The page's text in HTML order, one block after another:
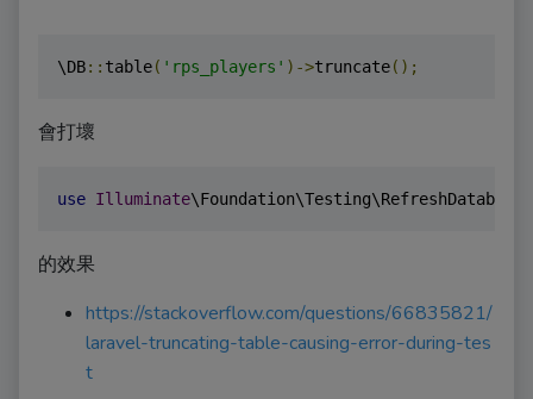
\DB:: table( 'rps_players' )->truncate();
會打壞
use Illuminate\Foundation\Testing\RefreshDatabase
的效果
https://stackoverflow.com/questions/66835821/
laravel-truncating-table-causing-error-during-tes
t